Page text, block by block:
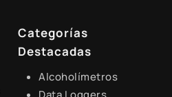
Categorías
Destacadas
Alcoholímetros